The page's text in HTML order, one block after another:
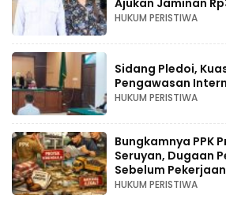
Ajukan Jaminan
HUKUM PERISTIWA
Sidang Pledoi,
Pengawasan
HUKUM PERISTIWA
Bungkamnya PPK
Seruyan, Dugaan
Sebelum
HUKUM PERISTIWA